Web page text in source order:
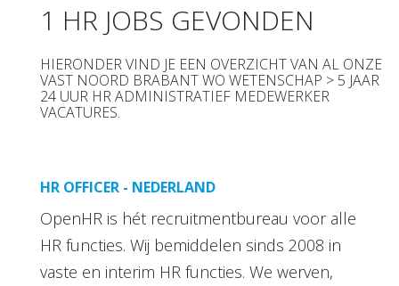
1 HR JOBS GEVONDEN
HIERONDER VIND JE EEN OVERZICHT VAN AL ONZE
VAST NOORD BRABANT WO WETENSCHAP > 5 JAAR
24 UUR HR ADMINISTRATIEF MEDEWERKER
VACATURES.
HR OFFICER - NEDERLAND
OpenHR is hét recruitmentbureau voor alle
HR functies. Wij bemiddelen sinds 2008 in
vaste en interim HR functies. We werven,